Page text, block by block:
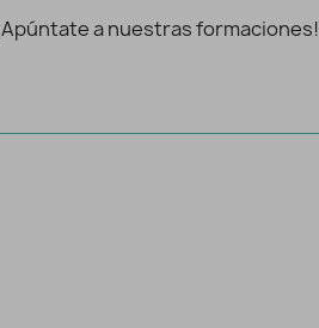
a nuestras formaciones!